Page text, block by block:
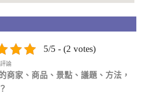
5/5 - (2 votes)
論
商家、商品、景點、議題、方法，